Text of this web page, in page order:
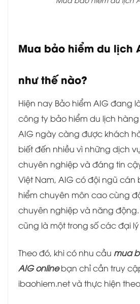
Mua bảo hiểm du lịch
như thế nào?
Hiện nay Bảo hiểm AIG đang
công ty bảo hiểm du lịch
AIG ngày càng được khách
biết đến nhiều vì những dịch
chuyên nghiệp và đáng tin
Việt Nam, AIG có đội ngũ cán
hiểm chuyên môn cao cùng
chuyên nghiệp và năng động.
cũng là một trong số các đại
Theo đó, khi có nhu cầu mua
AIG onlinebạn chỉ cần truy
ibaohiem.net và thực hiện